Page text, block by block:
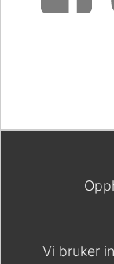
Vi bruker